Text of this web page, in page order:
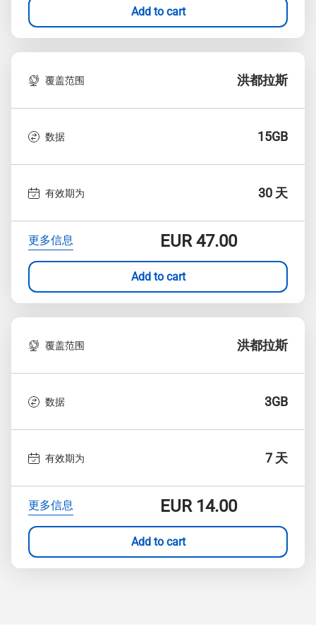
Add to cart
覆盖范围 洪都拉斯
数据 15GB
有效期为 30 天
更多信息 EUR47.00
Add to cart
覆盖范围 洪都拉斯
数据 3GB
有效期为 7 天
更多信息 EUR14.00
Add to cart